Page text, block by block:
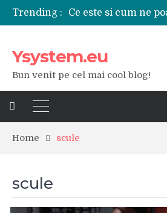
Trending :
Ysystem.eu
Bun venit pe cel mai cool blog!
Home scule
scule